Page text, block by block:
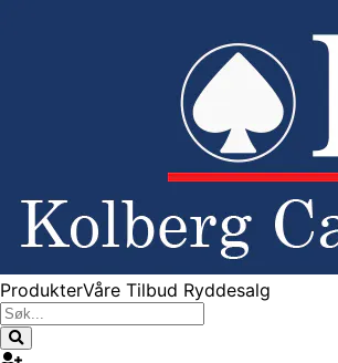
ProdukterVåre Tilbud Ryddesalg